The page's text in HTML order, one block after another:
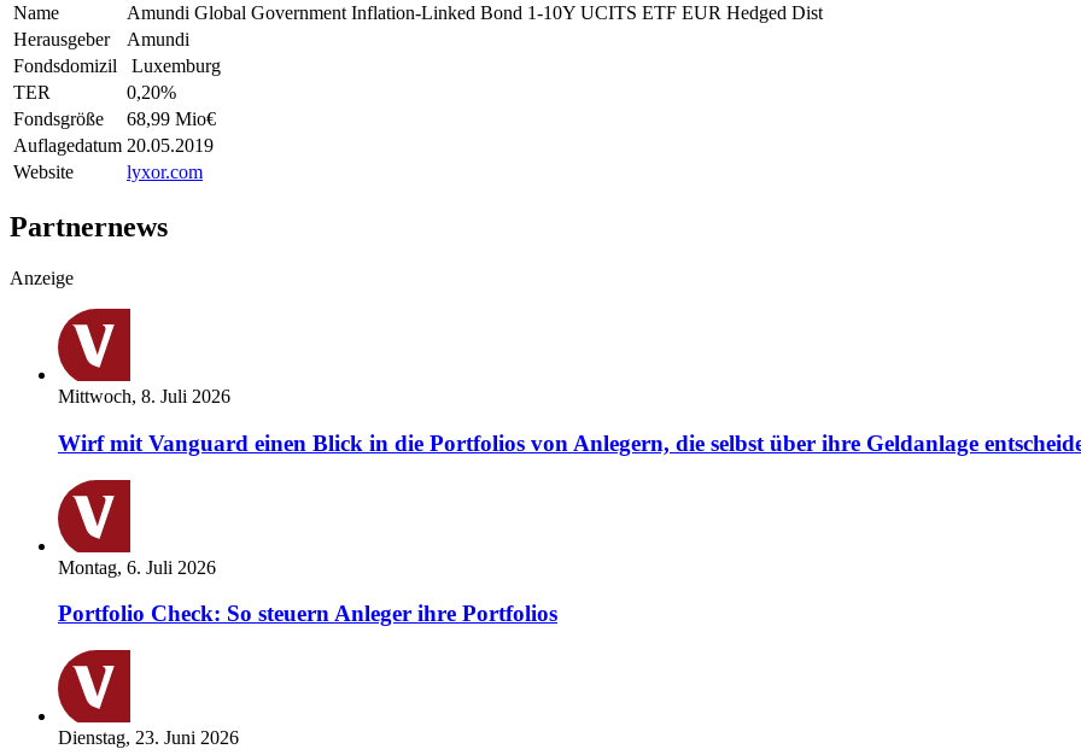
Name
Amundi Global Government Inflation-Linked Bond 1-10Y UCITS ETF EUR Hedged Dist
Herausgeber
Amundi
Fondsdomizil
Luxemburg
TER
0,20%
Fondsgröße
68,99 Mio€
Auflagedatum 20.05.2019
Website
lyxor.com
Partnernews
Anzeige
Mittwoch, 8. Juli 2026
Wirf mit Vanguard einen Blick in die Portfolios von Anlegern, die selbst über ihre Geldanlage
Montag, 6. Juli 2026
Portfolio Check: So steuern Anleger ihre Portfolios
Dienstag, 23. Juni 2026